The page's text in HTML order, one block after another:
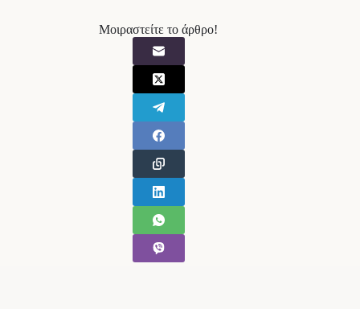
Μοιραστείτε το άρθρο!